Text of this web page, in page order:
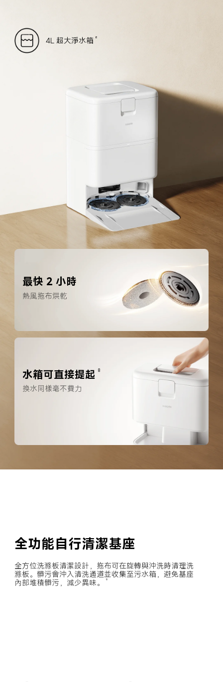
4L 超大淨水箱 8
最快 2 小時
熱風拖布烘乾
水箱可直接提起 8
換水同樣毫不費力
全功能自行清潔基座
全方位洗滌板清潔設計，拖布可在旋轉與沖洗時清理洗
滌板。髒污會沖入清洗通道並收集至污水箱，避免基座
內部堆積髒污，減少異味。
9